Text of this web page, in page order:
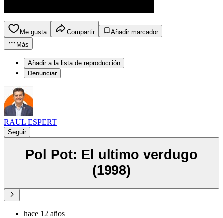
Me gusta Compartir
Añadir marcador
Más
Añadir a la lista de reproducción
Denunciar
RAUL ESPERT
Seguir
Pol Pot: El ultimo verdugo
(1998)
hace 12 años